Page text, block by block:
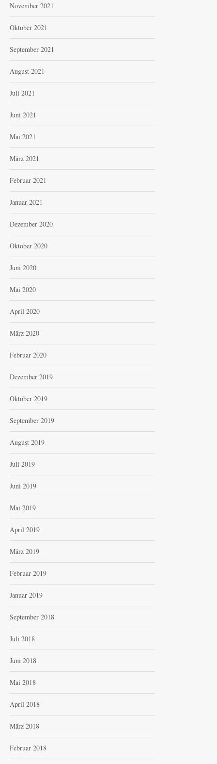
November 2021
Oktober 2021
September 2021
August 2021
Juli 2021
Juni 2021
Mai 2021
März 2021
Februar 2021
Januar 2021
Dezember 2020
Oktober 2020
Juni 2020
Mai 2020
April 2020
März 2020
Februar 2020
Dezember 2019
Oktober 2019
September 2019
August 2019
Juli 2019
Juni 2019
Mai 2019
April 2019
März 2019
Februar 2019
Januar 2019
September 2018
Juli 2018
Juni 2018
Mai 2018
April 2018
März 2018
Februar 2018